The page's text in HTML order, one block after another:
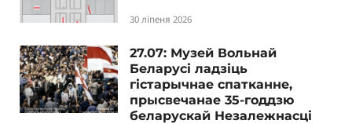
30 ліпеня 2026
27.07: Музей Вольнай
Беларусі ладзіць
гістарычнае спатканне,
прысвечанае 35-годдзю
беларускай Незалежнасці